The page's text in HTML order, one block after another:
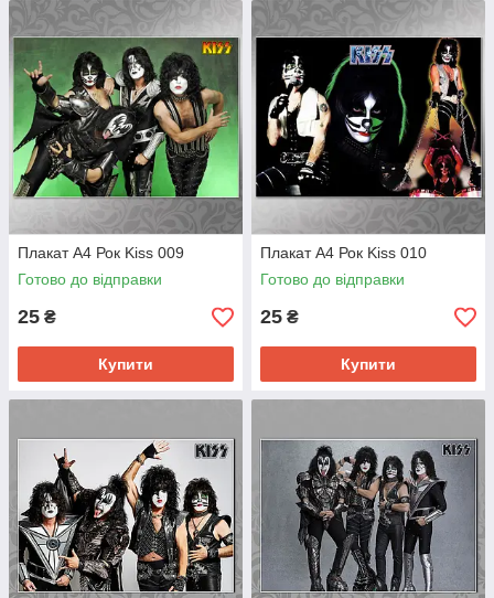
Плакат А4 Рок Kiss 009
Готово до відправки
25 ₴
Купити
Плакат А4 Рок Kiss 010
Готово до відправки
25 ₴
Купити